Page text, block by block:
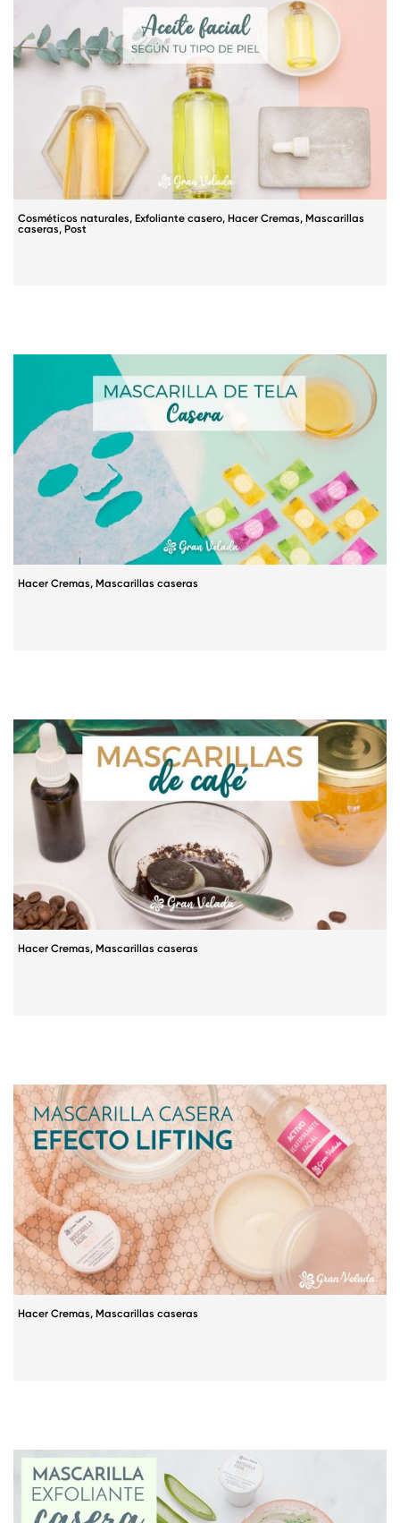
Cosméticos naturales, Exfoliante casero, Hacer Cremas, Mascarillas
caseras, Post
Hacer Cremas, Mascarillas caseras
Hacer Cremas, Mascarillas caseras
Hacer Cremas, Mascarillas caseras